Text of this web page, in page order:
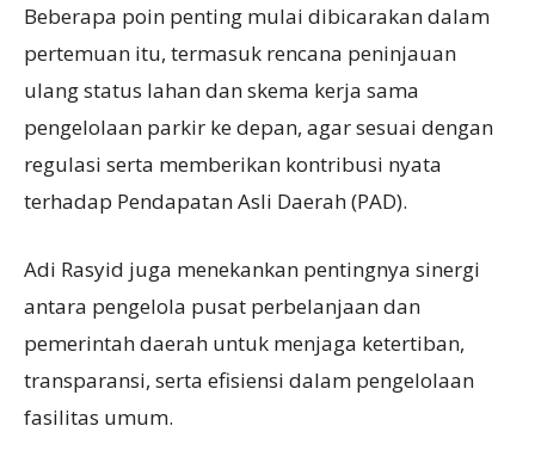
Beberapa poin penting mulai dibicarakan dalam
pertemuan itu, termasuk rencana peninjauan
ulang status lahan dan skema kerja sama
pengelolaan parkir ke depan, agar sesuai dengan
regulasi serta memberikan kontribusi nyata
terhadap Pendapatan Asli Daerah (PAD).
Adi Rasyid juga menekankan pentingnya sinergi
antara pengelola pusat perbelanjaan dan
pemerintah daerah untuk menjaga ketertiban,
transparansi, serta efisiensi dalam pengelolaan
fasilitas umum.